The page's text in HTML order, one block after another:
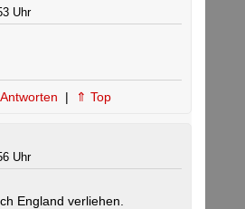
Uhr
Antworten | ⇑ Top
Uhr
England verliehen.